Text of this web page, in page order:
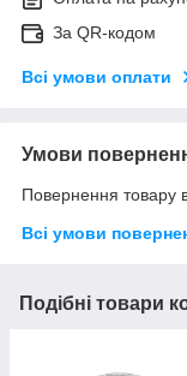
За QR-кодом
Всі умови оплати
Умови
Повернення товару
Всі умови
Подібні товари